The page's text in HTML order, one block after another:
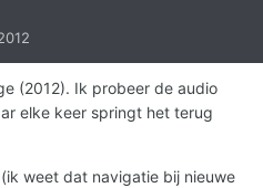
(2012). Ik probeer de audio
elke keer springt het terug
weet dat navigatie bij nieuwe